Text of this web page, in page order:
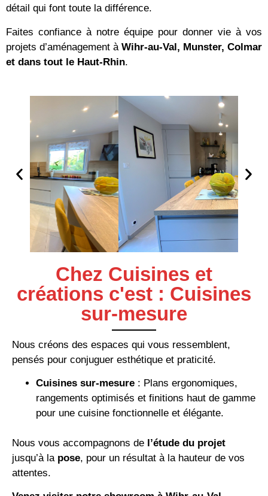
détail qui font toute la différence.
Faites confiance à notre équipe pour donner vie à vos
projets d’aménagement à Wihr-au-Val, Munster, Colmar
et dans tout le Haut-Rhin.
Chez Cuisines et
créations c'est : Cuisines
sur-mesure
Nous créons des espaces qui vous ressemblent,
pensés pour conjuguer esthétique et praticité.
Cuisines sur-mesure : Plans ergonomiques,
rangements optimisés et finitions haut de gamme
pour une cuisine fonctionnelle et élégante.
Nous vous accompagnons de l’étude du projet
jusqu’à la pose, pour un résultat à la hauteur de vos
attentes.